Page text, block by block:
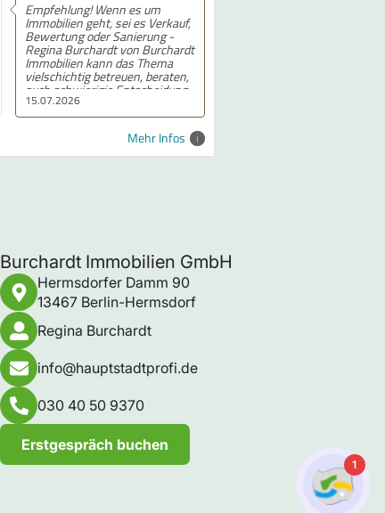
15.07.2026
Empfehlung! Wenn es um
Immobilien geht, sei es Verkauf,
Bewertung oder Sanierung -
Regina Burchardt von Burchardt
Immobilien kann das Thema
vielschichtig betreuen, beraten,
auch schwierigie Entscheidung
wie vererbe ich Immobilien, was
ist sinnvoll bei einer Sanierung,
welche Energetischen
Förderungen gibt es - ich kenne
keinen Experten der
Mehr Infos
Burchardt Immobilien GmbH
Hermsdorfer Damm 90
13467 Berlin-Hermsdorf
Regina Burchardt
info@hauptstadtprofi.de
030 40 50 9370
Erstgespräch buchen
1